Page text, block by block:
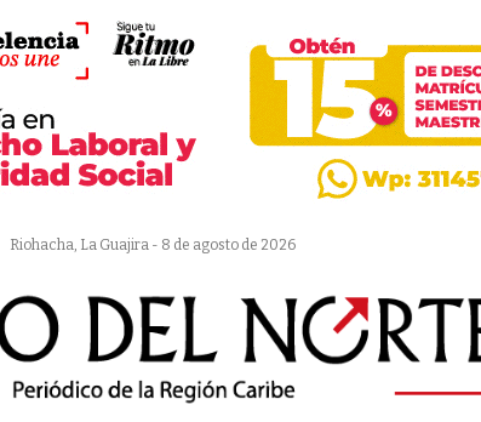
Riohacha, La Guajira - 8 de agosto de 2026